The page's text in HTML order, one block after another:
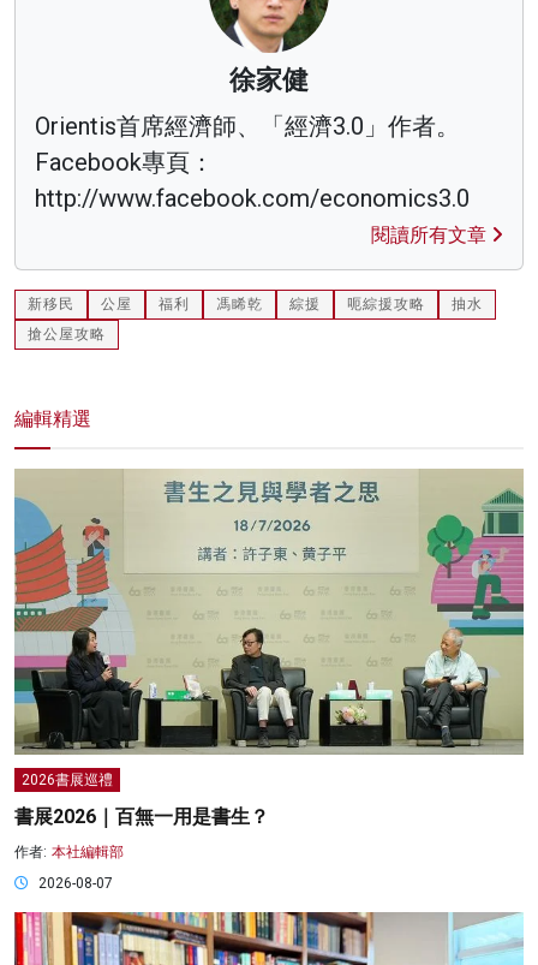
徐家健
Orientis首席經濟師、「經濟3.0」作者。
Facebook專頁：
http://www.facebook.com/economics3.0
閱讀所有文章
新移民 公屋 福利 馮睎乾 綜援 呃綜援攻略
抽水
搶公屋攻略
編輯精選
2026書展巡禮
書展2026｜百無一用是書生？
作者: 本社編輯部
2026-08-07